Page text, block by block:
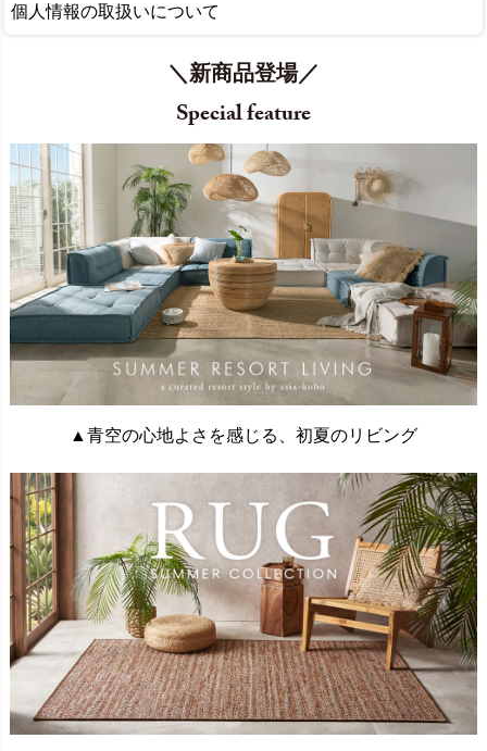
個人情報の取扱いについて
＼新商品登場／
Special feature
▲青空の心地よさを感じる、初夏のリビング